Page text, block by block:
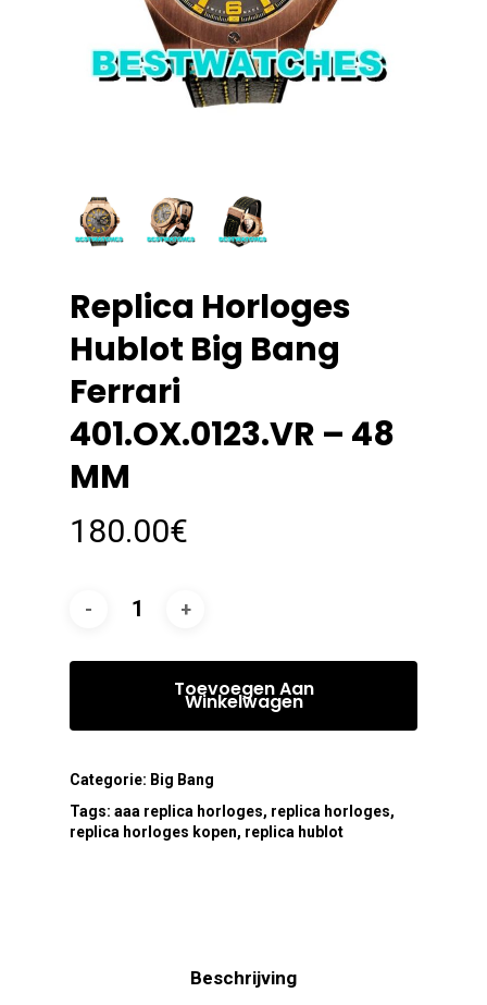
Replica Horloges
Hublot Big Bang
Ferrari
401.OX.0123.VR – 48
MM
180.00€
Toevoegen Aan
Winkelwagen
Categorie: Big Bang
Tags: aaa replica horloges, replica horloges,
replica horloges kopen, replica hublot
Beschrijving